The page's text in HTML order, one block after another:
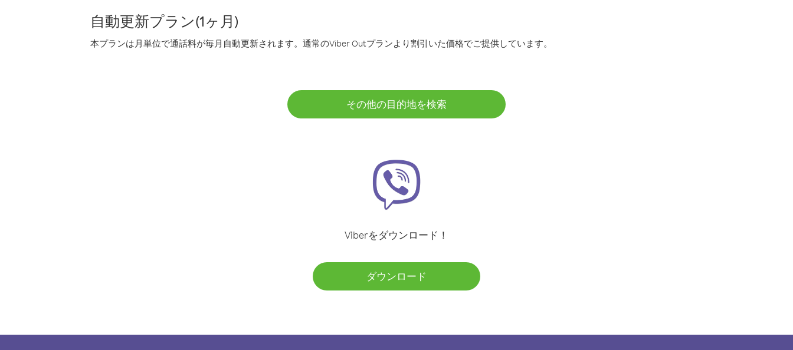
自動更新プラン(1ヶ月)
本プランは月単位で通話料が毎月自動更新されます。通常のViber Outプランより割引いた価格でご提供しています。
その他の目的地を検索
Viberをダウンロード！
ダウンロード